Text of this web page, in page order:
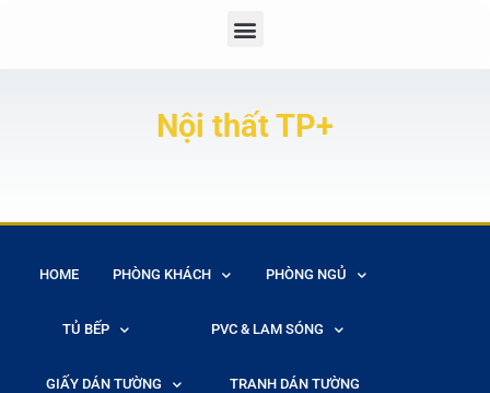
Nội thất TP+
HOME PHÒNG KHÁCH PHÒNG NGỦ
TỦ BẾP PVC & LAM SÓNG
GIẤY DÁN TƯỜNG TRANH DÁN TƯỜNG